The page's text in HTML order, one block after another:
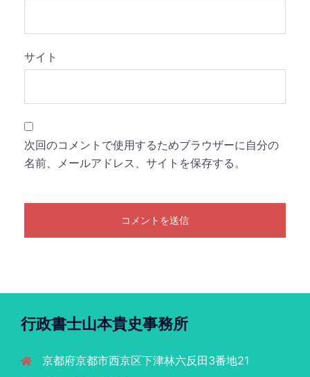
サイト
次回のコメントで使用するためブラウザーに自分の
名前、メールアドレス、サイトを保存する。
行政書士山本貴史事務所
京都府京都市西京区下津林六反田3番地21